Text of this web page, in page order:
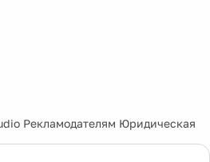
Рекламодателям Юридическая